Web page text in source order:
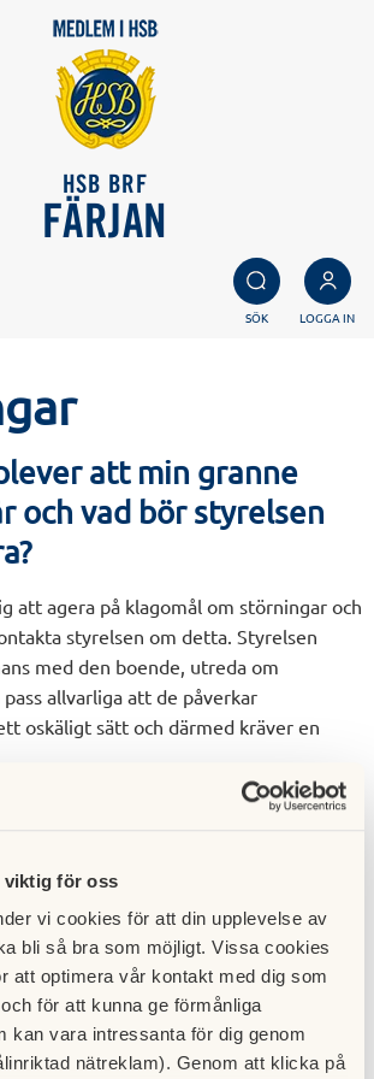
viktig för oss
vi cookies för att din upplevelse av
bli så bra som möjligt. Vissa cookies
att optimera vår kontakt med dig som
för att kunna ge förmånliga
kan vara intressanta för dig genom
nätreklam). Genom att klicka på
HSB BRF
FÄRJAN
SÖK LOGGA IN
att min granne
och vad bör styrelsen
att agera på klagomål om störningar och
styrelsen om detta. Styrelsen
med den boende, utreda om
allvarliga att de påverkar
oskäligt sätt och därmed kräver en
flerfamiljshus måste du dock stå ut med
till att huset är lyhört. Det är viktigt att
dig störd eller om du själv inte vill
kontakta styrelsen för hjälp. Som
är alla skyldiga att iaktta sundhet,
Det innebär bland annat att en
sina grannar för störningar som